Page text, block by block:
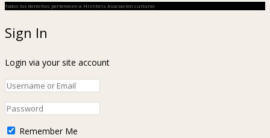
Todos los derechos pertenecen a Hislibris Asociación cultural
Sign In
Login via your site account
Remember Me